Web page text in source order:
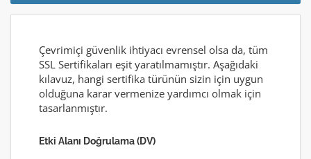
Çevrimiçi güvenlik ihtiyacı evrensel olsa da, tüm
SSL Sertifikaları eşit yaratılmamıştır. Aşağıdaki
kılavuz, hangi sertifika türünün sizin için uygun
olduğuna karar vermenize yardımcı olmak için
tasarlanmıştır.
Etki Alanı Doğrulama (DV)